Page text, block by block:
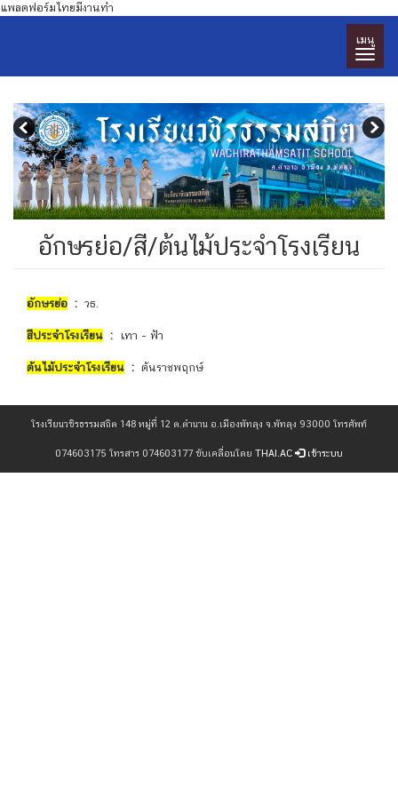
แพลตฟอร์มไทยมีงานทำ
เมนู
อักษรย่อ/สี/ต้นไม้ประจำโรงเรียน
อักษรย่อ : วธ.
สีประจำโรงเรียน : เทา - ฟ้า
ต้นไม้ประจำโรงเรียน : ต้นราชพฤกษ์
โรงเรียนวชิรธรรมสถิต 148 หมู่ที่ 12 ต.ตำนาน อ.เมืองพัทลุง จ.พัทลุง 93000 โทรศัพท์
074603175 โทรสาร 074603177 ขับเคลื่อนโดย THAI.AC เข้าระบบ